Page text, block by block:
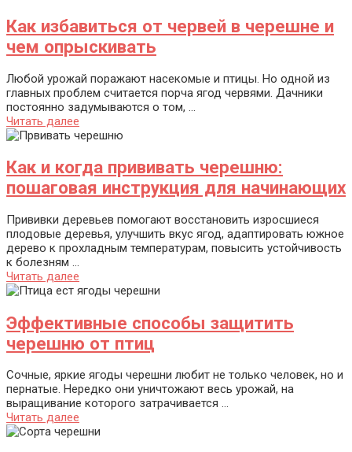
Как избавиться от червей в черешне и
чем опрыскивать
Любой урожай поражают насекомые и птицы. Но одной из
главных проблем считается порча ягод червями. Дачники
постоянно задумываются о том, ...
Читать далее
Как и когда прививать черешню:
пошаговая инструкция для начинающих
Прививки деревьев помогают восстановить изросшиеся
плодовые деревья, улучшить вкус ягод, адаптировать южное
дерево к прохладным температурам, повысить устойчивость
к болезням ...
Читать далее
Эффективные способы защитить
черешню от птиц
Сочные, яркие ягоды черешни любит не только человек, но и
пернатые. Нередко они уничтожают весь урожай, на
выращивание которого затрачивается ...
Читать далее